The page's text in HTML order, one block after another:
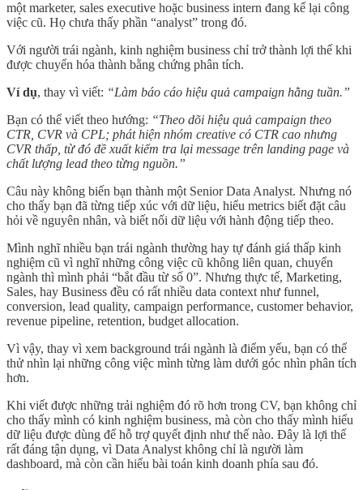
một marketer, sales executive hoặc business intern đang kể lại công
việc cũ. Họ chưa thấy phần “analyst” trong đó.
Với người trái ngành, kinh nghiệm business chỉ trở thành lợi thế khi
được chuyển hóa thành bằng chứng phân tích.
Ví dụ, thay vì viết: “Làm báo cáo hiệu quả campaign hằng tuần.”
Bạn có thể viết theo hướng: “Theo dõi hiệu quả campaign theo
CTR, CVR và CPL; phát hiện nhóm creative có CTR cao nhưng
CVR thấp, từ đó đề xuất kiểm tra lại message trên landing page và
chất lượng lead theo từng nguồn.”
Câu này không biến bạn thành một Senior Data Analyst. Nhưng nó
cho thấy bạn đã từng tiếp xúc với dữ liệu, hiểu metrics biết đặt câu
hỏi về nguyên nhân, và biết nối dữ liệu với hành động tiếp theo.
Mình nghĩ nhiều bạn trái ngành thường hay tự đánh giá thấp kinh
nghiệm cũ vì nghĩ những công việc cũ không liên quan, chuyển
ngành thì mình phải “bắt đầu từ số 0”. Nhưng thực tế, Marketing,
Sales, hay Business đều có rất nhiều data context như funnel,
conversion, lead quality, campaign performance, customer behavior,
revenue pipeline, retention, budget allocation.
Vì vậy, thay vì xem background trái ngành là điểm yếu, bạn có thể
thử nhìn lại những công việc mình từng làm dưới góc nhìn phân tích
hơn.
Khi viết được những trải nghiệm đó rõ hơn trong CV, bạn không chỉ
cho thấy mình có kinh nghiệm business, mà còn cho thấy mình hiểu
dữ liệu được dùng để hỗ trợ quyết định như thế nào. Đây là lợi thế
rất đáng tận dụng, vì Data Analyst không chỉ là người làm
dashboard, mà còn cần hiểu bài toán kinh doanh phía sau đó.